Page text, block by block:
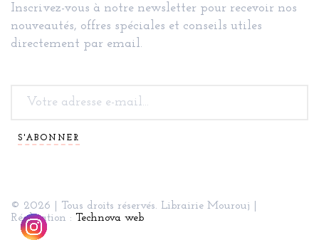
Inscrivez-vous à notre newsletter pour recevoir nos
nouveautés, offres spéciales et conseils utiles
directement par email.
S'ABONNER
© 2026 | Tous droits réservés. Librairie Mourouj |
Réalisation : Technova web